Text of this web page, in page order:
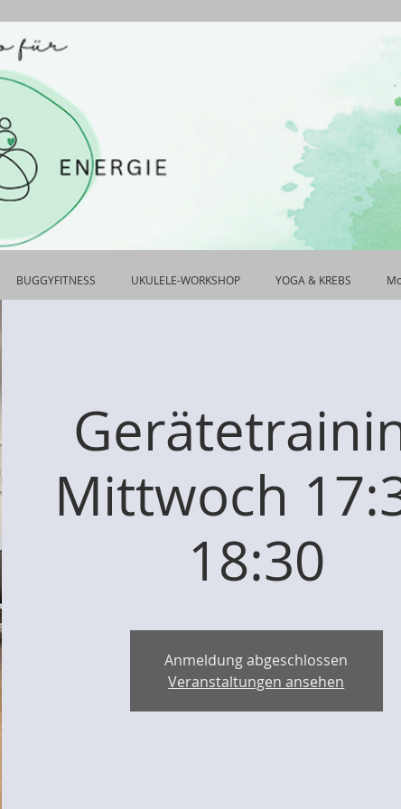
BUGGYFITNESS UKULELE-WORKSHOP YOGA & KREBS
Mittwoch
18:30
Anmeldung abgeschlossen
Veranstaltungen ansehen